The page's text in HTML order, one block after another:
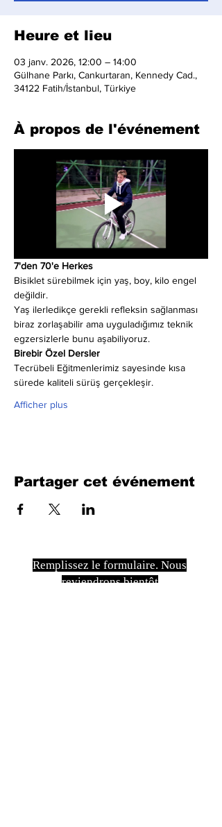
Heure et lieu
03 janv. 2026, 12:00 – 14:00
Gülhane Parkı, Cankurtaran, Kennedy Cad.,
34122 Fatih/İstanbul, Türkiye
À propos de l'événement
7'den 70'e Herkes
Bisiklet sürebilmek için yaş, boy, kilo engel
değildir.
Yaş ilerledikçe gerekli refleksin sağlanması
biraz zorlaşabilir ama uyguladığımız teknik
egzersizlerle bunu aşabiliyoruz.
Birebir Özel Dersler
Tecrübeli Eğitmenlerimiz sayesinde kısa
sürede kaliteli sürüş gerçekleşir.
Afficher plus
Partager cet événement
Remplissez le formulaire. Nous
reviendrons bientôt